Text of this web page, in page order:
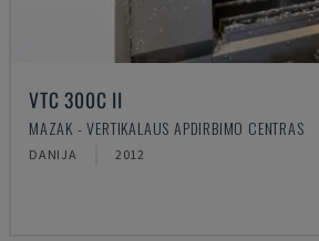
VTC 300C II
MAZAK - VERTIKALAUS APDIRBIMO CENTRAS
DANIJA 2012